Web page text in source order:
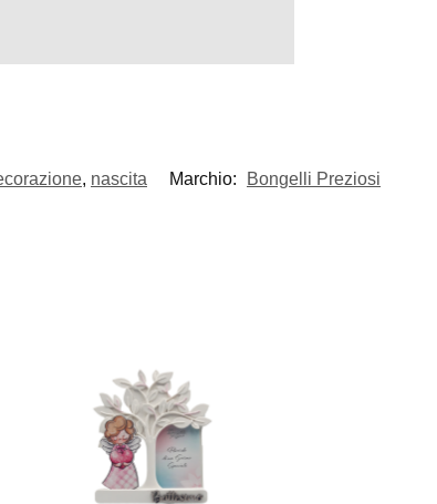
, nascita Marchio: Bongelli Preziosi